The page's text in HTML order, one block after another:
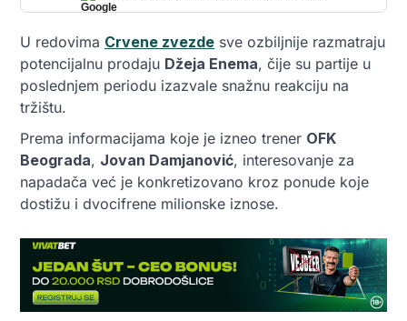
U redovima Crvene zvezde sve ozbiljnije razmatraju
potencijalnu prodaju Džeja Enema, čije su partije u
poslednjem periodu izazvale snažnu reakciju na
tržištu.
Prema informacijama koje je izneo trener OFK
Beograda, Jovan Damjanović, interesovanje za
napadača već je konkretizovano kroz ponude koje
dostižu i dvocifrene milionske iznose.